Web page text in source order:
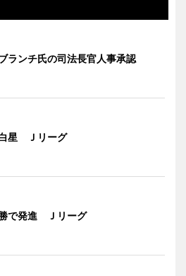
ランチ氏の司法長官人事承認
星 Ｊリーグ
で発進 Ｊリーグ